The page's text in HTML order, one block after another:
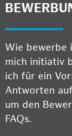
Wie bewerbe
mich initiativ
ich für ein
Antworten
um den
FAQs.